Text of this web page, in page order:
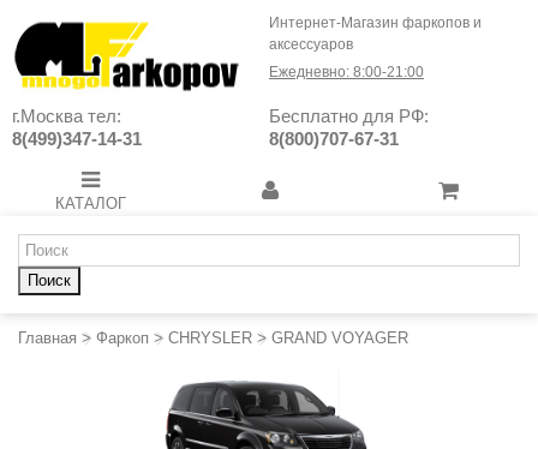
Интернет-Магазин фаркопов и
аксессуаров
Ежедневно: 8:00-21:00
г.Москва тел:
8(499)347-14-31
Бесплатно для РФ:
8(800)707-67-31
КАТАЛОГ
Поиск
Главная > Фаркоп > CHRYSLER > GRAND VOYAGER